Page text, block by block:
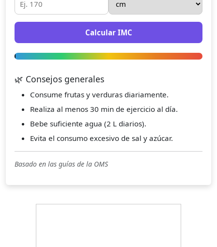
Calcular IMC
🌿 Consejos generales
Consume frutas y verduras diariamente.
Realiza al menos 30 min de ejercicio al día.
Bebe suficiente agua (2 L diarios).
Evita el consumo excesivo de sal y azúcar.
Basado en las guías de la OMS